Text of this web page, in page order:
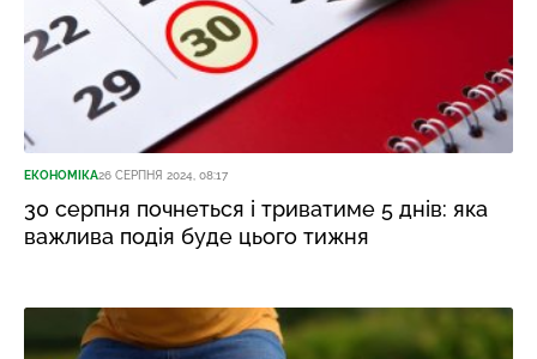
ЕКОНОМІКА26 СЕРПНЯ 2024, 08:17
30 серпня почнеться і триватиме 5 днів: яка
важлива подія буде цього тижня